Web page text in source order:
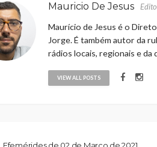
Mauricio De Jesus
Maurício de Jesus é o
Jorge. É também autor da
rádios locais, regionais e da
VIEW ALL POSTS